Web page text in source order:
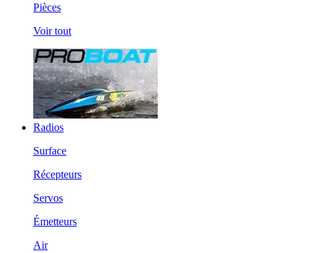
Pièces
Voir tout
Radios
Surface
Récepteurs
Servos
Émetteurs
Air